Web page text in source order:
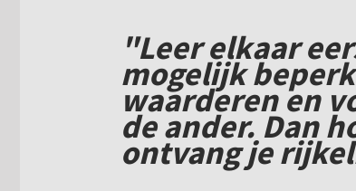
"Leer elkaar
mogelijk
waarderen en
de ander. Dan
ontvang je